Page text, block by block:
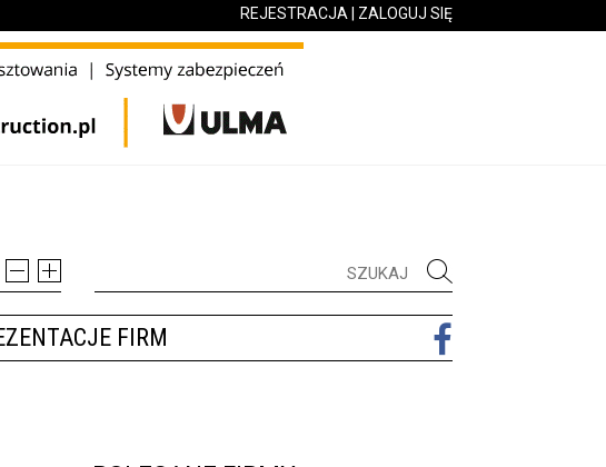
REJESTRACJA ZALOGUJ SIĘ
FIRM